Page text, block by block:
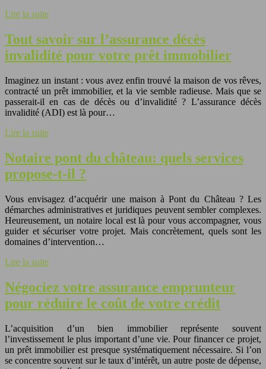
Lire la suite
Tout savoir sur l’assurance décès
invalidité pour votre prêt immobilier
Imaginez un instant : vous avez enfin trouvé la maison de vos rêves,
contracté un prêt immobilier, et la vie semble radieuse. Mais que se
passerait-il en cas de décès ou d’invalidité ? L’assurance décès
invalidité (ADI) est là pour…
Lire la suite
Notaire pont du château: quels services
propose-t-il ?
Vous envisagez d’acquérir une maison à Pont du Château ? Les
démarches administratives et juridiques peuvent sembler complexes.
Heureusement, un notaire local est là pour vous accompagner, vous
guider et sécuriser votre projet. Mais concrètement, quels sont les
domaines d’intervention…
Lire la suite
Négociez votre assurance emprunteur
pour réduire le coût de votre crédit
L’acquisition d’un bien immobilier représente souvent
l’investissement le plus important d’une vie. Pour financer ce projet,
un prêt immobilier est presque systématiquement nécessaire. Si l’on
se concentre souvent sur le taux d’intérêt, un autre poste de dépense,